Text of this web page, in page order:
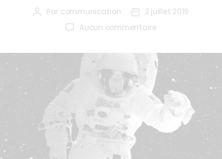
Par communication
2 juillet 2019
Aucun commentaire